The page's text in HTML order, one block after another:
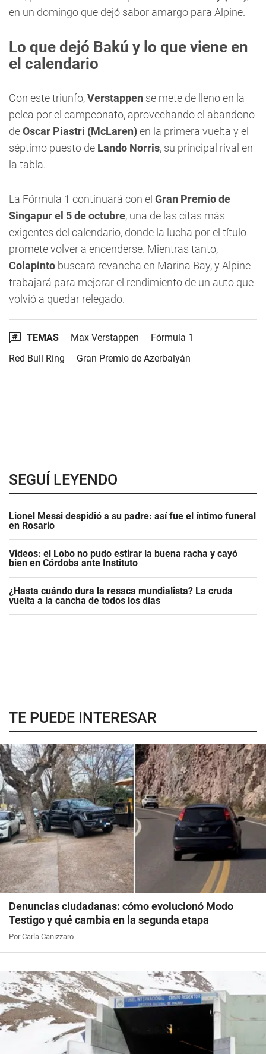
en un domingo que dejó sabor amargo para Alpine.
Lo que dejó Bakú y lo que viene en
el calendario
Con este triunfo,Verstappen se mete de lleno en la
pelea por el campeonato, aprovechando el abandono
deOscar Piastri (McLaren)en la primera vuelta y el
séptimo puesto de Lando Norris, su principal rival en
la tabla.
La Fórmula 1 continuará con el Gran Premio de
Singapur el 5 de octubre, una de las citas más
exigentes del calendario, donde la lucha por el título
promete volver a encenderse. Mientras tanto,
Colapinto buscará revancha en Marina Bay, y Alpine
trabajará para mejorar el rendimiento de un auto que
volvió a quedar relegado.
TEMAS Max Verstappen
Fórmula 1
Red Bull Ring
Gran Premio de Azerbaiyán
SEGUÍ LEYENDO
Lionel Messi despidió a su padre: así fue el íntimo funeral
en Rosario
Videos: el Lobo no pudo estirar la buena racha y cayó
bien en Córdoba ante Instituto
¿Hasta cuándo dura la resaca mundialista? La cruda
vuelta a la cancha de todos los días
TE PUEDE INTERESAR
Denuncias ciudadanas: cómo evolucionó Modo
Testigo y qué cambia en la segunda etapa
Por Carla Canizzaro